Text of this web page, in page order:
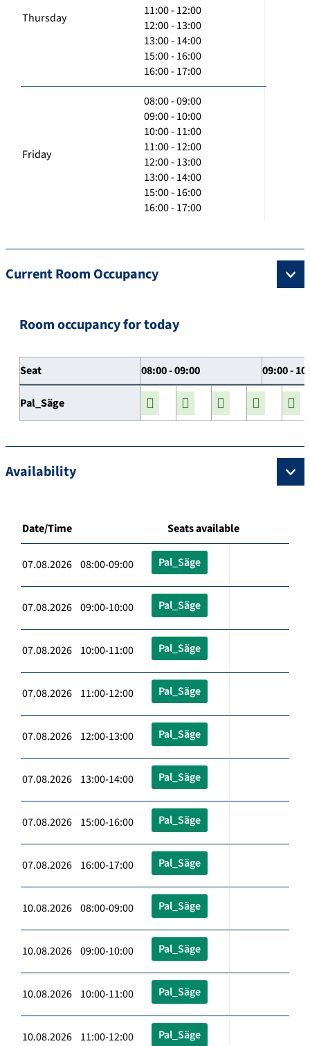
Thursday
11:00 - 12:00
12:00 - 13:00
13:00 - 14:00
15:00 - 16:00
16:00 - 17:00
Friday
08:00 - 09:00
09:00 - 10:00
10:00 - 11:00
11:00 - 12:00
12:00 - 13:00
13:00 - 14:00
15:00 - 16:00
16:00 - 17:00
Current Room Occupancy
Room occupancy for today
Seat 08:00 - 09:00 09:00 -
Pal_Säge
Availability
Date/Time Seats available
07.08.2026 08:00-09:00 Pal_Säge
07.08.2026 09:00-10:00 Pal_Säge
07.08.2026 10:00-11:00 Pal_Säge
07.08.2026 11:00-12:00 Pal_Säge
07.08.2026 12:00-13:00 Pal_Säge
07.08.2026 13:00-14:00 Pal_Säge
07.08.2026 15:00-16:00 Pal_Säge
07.08.2026 16:00-17:00 Pal_Säge
10.08.2026 08:00-09:00 Pal_Säge
10.08.2026 09:00-10:00 Pal_Säge
10.08.2026 10:00-11:00 Pal_Säge
10.08.2026 11:00-12:00 Pal_Säge